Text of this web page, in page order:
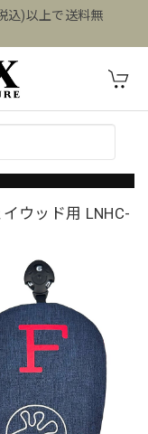
込)以上で送料無
ウッド用 LNHC-